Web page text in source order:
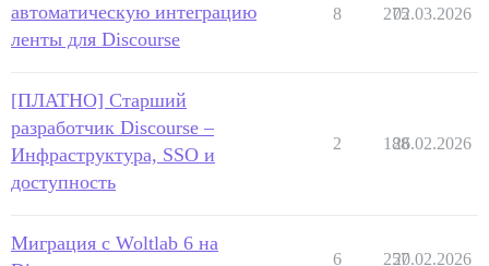
автоматическую интеграцию
ленты для Discourse
8 275
02.03.2026
[ПЛАТНО] Старший
разработчик Discourse –
Инфраструктура, SSO и
доступность
2 188
26.02.2026
Миграция с Woltlab 6 на
6 257
20.02.2026